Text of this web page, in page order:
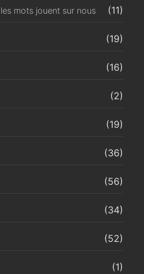
mots jouent sur nous (11)
(19)
(16)
(2)
(19)
(36)
(56)
(34)
(52)
(1)